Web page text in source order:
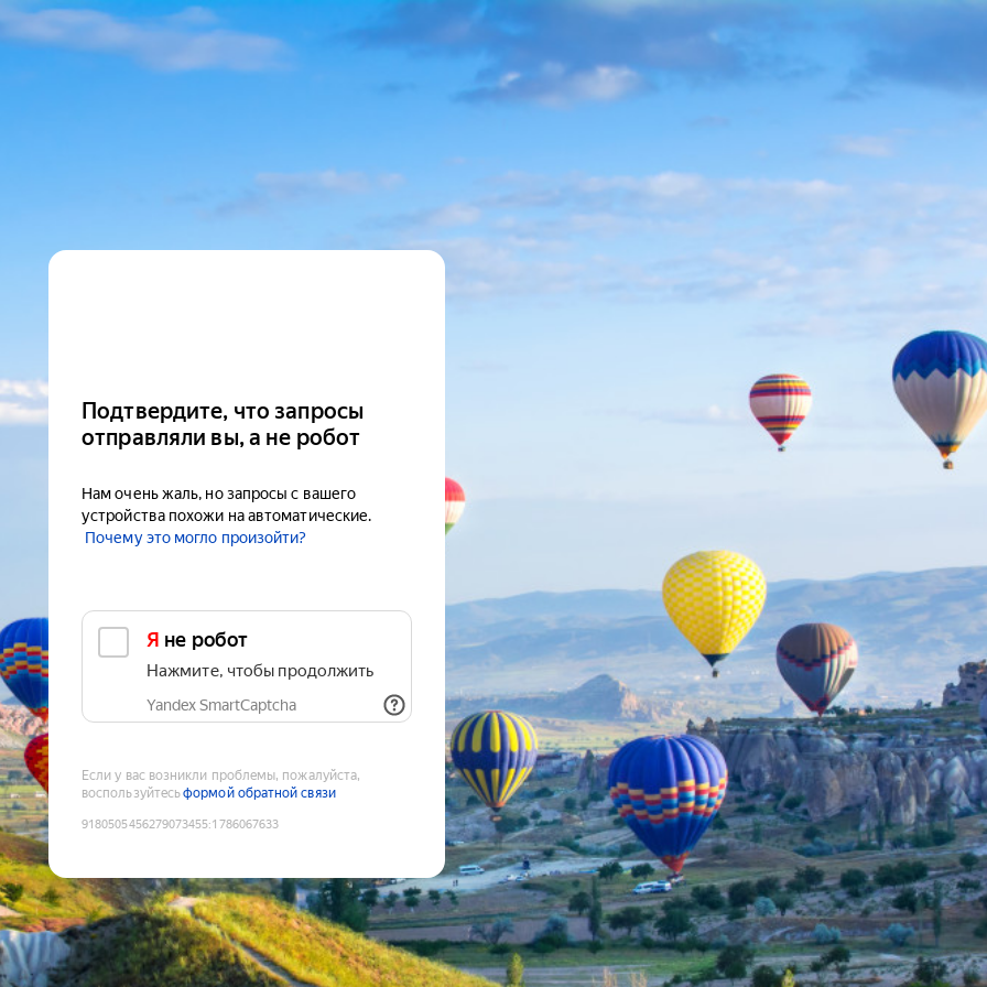
Подтвердите, что запросы
отправляли вы, а не робот
Нам очень жаль, но запросы с вашего
устройства похожи на автоматические.
Почему это могло произойти?
Я не робот
Нажмите, чтобы продолжить
Yandex SmartCaptcha
Если у вас возникли проблемы, пожалуйста,
воспользуйтесьформой обратной связи
9180505456279073455:1786067633